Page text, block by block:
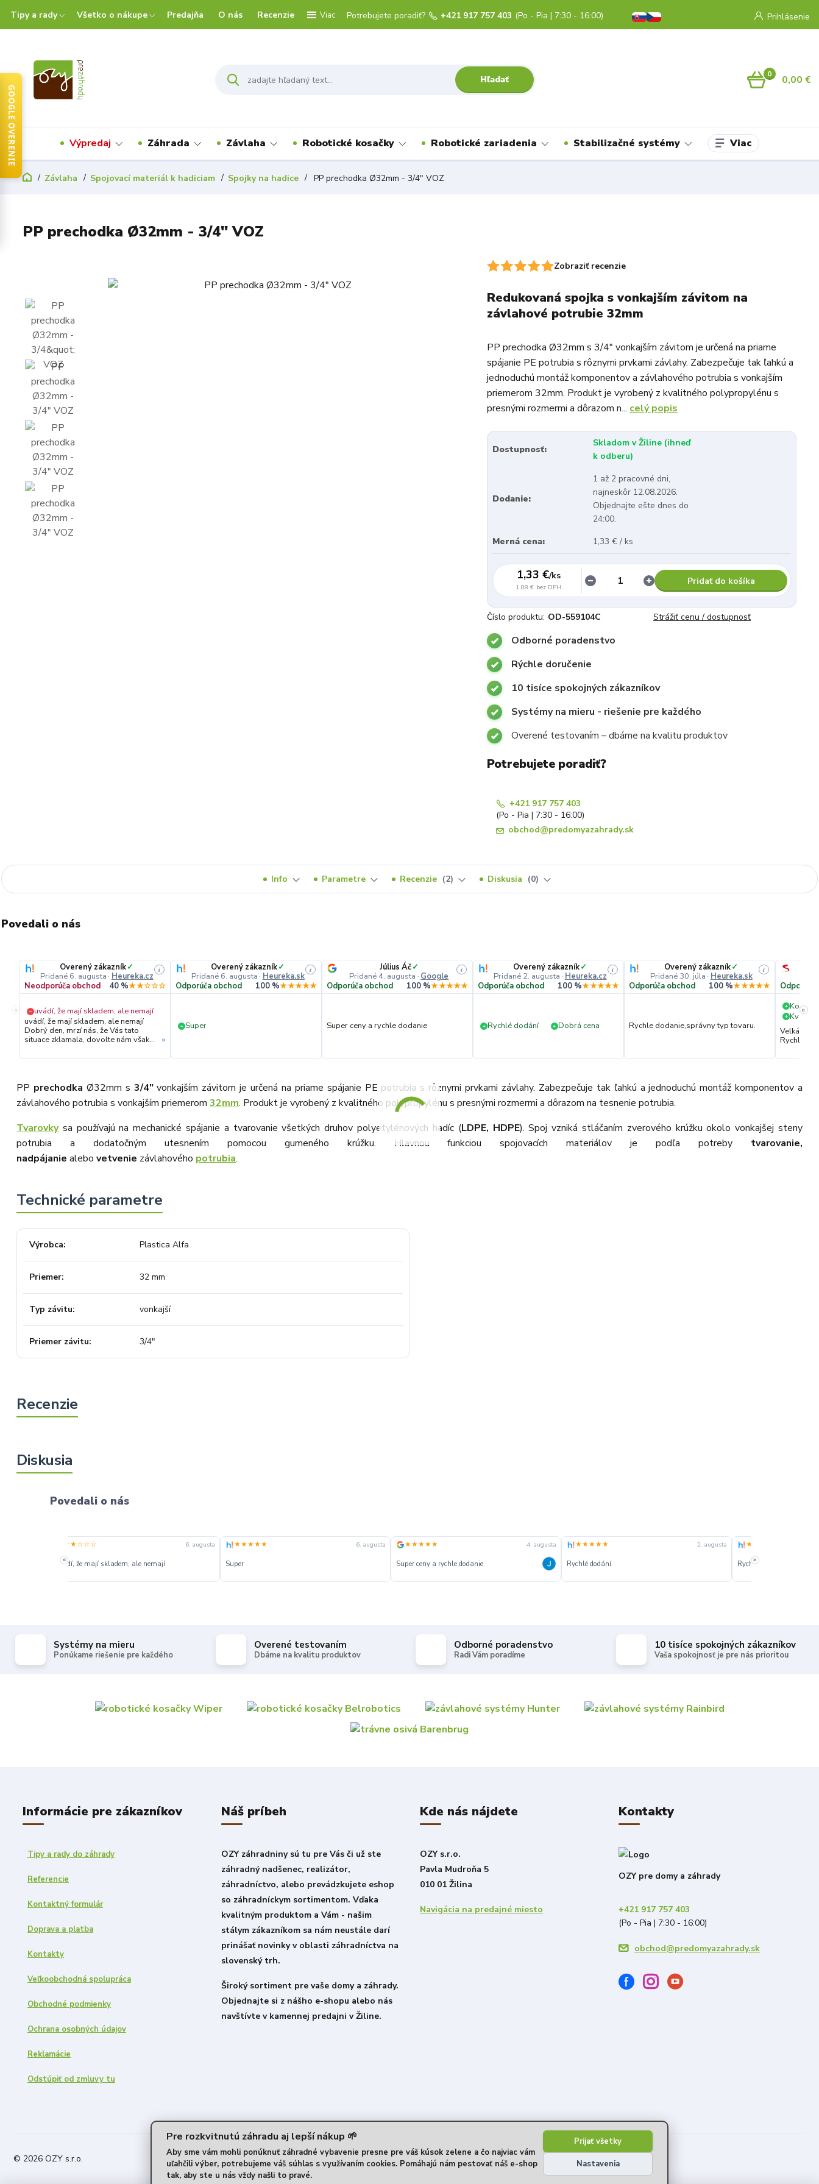
Tipy a rady Všetko o nákupe Predajňa O nás Recenzie Viac Prihlásenie
Hľadať
Potrebujete poradiť? +421 917 757 403 (Po - Pia | 7:30 - 16:00)
0 0,00 €
Výpredaj Záhrada Závlaha Robotické kosačky Robotické zariadenia Stabilizačné systémy Viac
Závlaha Spojovací materiál k hadiciam Spojky na hadice PP prechodka Ø32mm - 3/4" VOZ
PP prechodka Ø32mm - 3/4" VOZ
Zobraziť recenzie
Redukovaná spojka s vonkajším závitom na
závlahové potrubie 32mm
PP prechodka Ø32mm s 3/4" vonkajším závitom je určená na priame
spájanie PE potrubia s rôznymi prvkami závlahy. Zabezpečuje tak ľahkú a
jednoduchú montáž komponentov a závlahového potrubia s vonkajším
priemerom 32mm. Produkt je vyrobený z kvalitného polypropylénu s
presnými rozmermi a dôrazom n... celý popis
Dostupnosť:
Skladom v Žiline (ihneď
k odberu)
Dodanie:
1 až 2 pracovné dni,
najneskôr 12.08.2026.
Objednajte ešte dnes do
24:00.
Merná cena:
1,33 € / ks
1,33 €/ks
1,08 € bez DPH
Pridať do košíka
Číslo produktu: OD-559104C Strážiť cenu / dostupnosť
Odborné poradenstvo
Rýchle doručenie
10 tisíce spokojných zákazníkov
Systémy na mieru - riešenie pre každého
Overené testovaním – dbáme na kvalitu produktov
Potrebujete poradiť?
+421 917 757 403
(Po - Pia | 7:30 - 16:00)
obchod@predomyazahrady.sk
Info Parametre Recenzie 2 Diskusia 0
Povedali o nás
«
Overený zákazník✓
Pridané 6. augusta · Heureka.cz
i
Neodporúča obchod 40 %★★☆☆☆
− uvádí, že mají skladem, ale nemají
uvádí, že mají skladem, ale nemají
Dobrý den, mrzí nás, že Vás tato
situace zklamala, dovolte nám však
objednávky. Hned druhý den ráno
neočekávaného výpadku zboží a ještě
prověřovali jeho dostupnost přímo u
dodavatele. Jelikož zboží nebylo k
objednávku stornovat. O všem jsme
Vás obratem informovali a náležitě
se omluvili. Zakládáme si na férovém
a rychlém jednání. O to více nás mrzí,
že i přes naši okamžitou reakci,
přesvědčit Vás o kvalitě našich
služeb. Tým OZY.market
»
Overený zákazník✓
Pridané 6. augusta · Heureka.sk
i
Odporúča obchod 100 %★★★★★
+ Super
Július Áč✓
Pridané 4. augusta · Google
i
Odporúča obchod 100 %★★★★★
Super ceny a rychle dodanie
Overený zákazník✓
Pridané 2. augusta · Heureka.cz
i
Odporúča obchod 100 %★★★★★
+ Rychlé dodání + Dobrá cena
Overený zákazník✓
Pridané 30. júla · Heureka.sk
i
Odporúča obchod 100 %★★★★★
Rychle dodanie,správny typ tovaru.
+
+ Kvalita
Velká
Rychlé
»
PP prechodka Ø32mm s 3/4"vonkajším závitom je určená na priame spájanie PE potrubia s rôznymi prvkami závlahy. Zabezpečuje tak ľahkú a jednoduchú montáž komponentov a
závlahového potrubia s vonkajším priemerom 32mm. Produkt je vyrobený z kvalitného polypropylénu s presnými rozmermi a dôrazom na tesnenie potrubia.
Tvarovkysa používajú na mechanické spájanie a tvarovanie všetkých druhov polyetylénových hadíc (LDPE, HDPE). Spoj vzniká stláčaním zverového krúžku okolo vonkajšej steny
potrubia a dodatočným utesnením pomocou gumeného krúžku. Hlavnou funkciou spojovacích materiálov je podľa potreby tvarovanie,
nadpájanie alebo vetvenie závlahového potrubia.
Výrobca Plastica Alfa
Priemer 32 mm
Typ závitu vonkajší
Priemer závitu 3/4"
Povedali o nás
«
★★★★★ 30. júla
Rychle dodanie,správny typ tovaru.
★★★★★ 28. júla ★★★★★ 28. júla
Dobré
★★★★★ 26. júla
ziadna
zatiaľ som
»
Systémy na mieru
Ponúkame riešenie pre každého
Overené testovaním
Dbáme na kvalitu produktov
Odborné poradenstvo
Radi Vám poradíme
10 tisíce spokojných zákazníkov
Vaša spokojnosť je pre nás prioritou
Informácie pre zákazníkov
Tipy a rady do záhrady
Referencie
Kontaktný formulár
Doprava a platba
Kontakty
Veľkoobchodná spolupráca
Obchodné podmienky
Ochrana osobných údajov
Reklamácie
Odstúpiť od zmluvy tu
Náš príbeh
OZY záhradniny sú tu pre Vás či už ste
záhradný nadšenec, realizátor,
záhradníctvo, alebo prevádzkujete eshop
so záhradníckym sortimentom. Vďaka
kvalitným produktom a Vám - našim
stálym zákazníkom sa nám neustále darí
prinášať novinky v oblasti záhradníctva na
slovenský trh.
Široký sortiment pre vaše domy a záhrady.
Objednajte si z nášho e-shopu alebo nás
navštívte v kamennej predajni v Žiline.
Kde nás nájdete
OZY s.r.o.
Pavla Mudroňa 5
010 01 Žilina
Navigácia na predajné miesto
Kontakty
OZY pre domy a záhrady
+421 917 757 403
(Po - Pia | 7:30 - 16:00)
obchod@predomyazahrady.sk
© 2026 OZY s.r.o.
Pre rozkvitnutú záhradu aj lepší nákup 🌱
Aby sme vám mohli ponúknuť záhradné vybavenie presne pre váš kúsok zelene a čo najviac vám
uľahčili výber, potrebujeme váš súhlas s využívaním cookies. Pomáhajú nám pestovať náš e-shop
tak, aby ste u nás vždy našli to pravé.
Nastavenia
Prijať všetky
GOOGLE OVERENIE